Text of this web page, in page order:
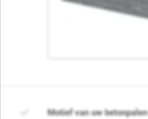
Motief van uw betonpalen